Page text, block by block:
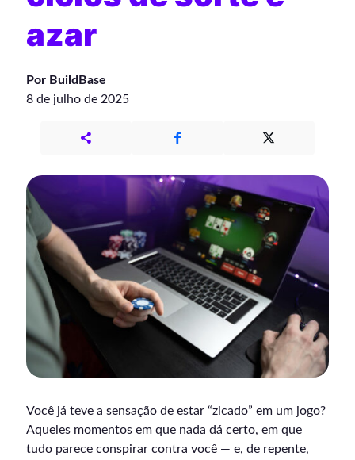
azar
Por BuildBase
8 de julho de 2025
Você já teve a sensação de estar “zicado” em um jogo?
Aqueles momentos em que nada dá certo, em que
tudo parece conspirar contra você — e, de repente,